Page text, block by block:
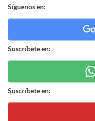
Suscríbete en: